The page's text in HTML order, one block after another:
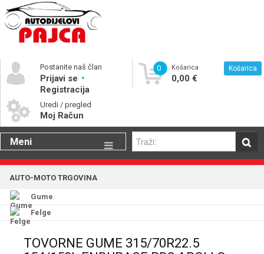
Postanite naš član
Prijavi se
Registracija
Uredi / pregled
Moj Račun
0 Košarica
0,00 €
Košarica
Meni
Gume
Katalog rezervnih dijelova
AUTO-MOTO TRGOVINA
Gume
Felge
TOVORNE GUME 315/70R22.5